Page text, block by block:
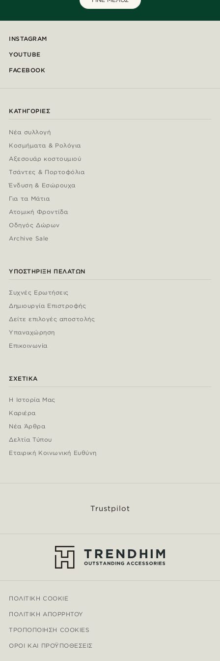
INSTAGRAM
YOUTUBE
FACEBOOK
ΚΑΤΗΓΟΡΊΕΣ
Νέα συλλογή
Κοσμήματα & Ρολόγια
Αξεσουάρ κοστουμιού
Τσάντες & Πορτοφόλια
Ένδυση & Εσώρουχα
Για τα Μάτια
Ατομική Φροντίδα
Οδηγός Δώρων
Archive Sale
ΥΠΟΣΤΉΡΙΞΗ ΠΕΛΑΤΏΝ
Συχνές Ερωτήσεις
Δημιουργία Επιστροφής
Δείτε επιλογές αποστολής
Υπαναχώρηση
Επικοινωνία
ΣΧΕΤΙΚΆ
Η Ιστορία Μας
Καριέρα
Νέα Άρθρα
Δελτία Τύπου
Εταιρική Κοινωνική Ευθύνη
Trustpilot
ΠΟΛΙΤΙΚΉ COOKIE
ΠΟΛΙΤΙΚΉ ΑΠΟΡΡΉΤΟΥ
ΤΡΟΠΟΠΟΊΗΣΗ COOKIES
ΌΡΟΙ ΚΑΙ ΠΡΟΫΠΟΘΈΣΕΙΣ